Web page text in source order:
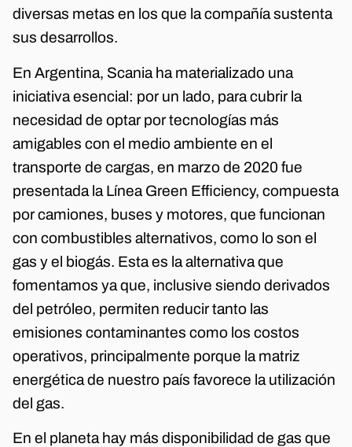
diversas metas en los que la compañía sustenta
sus desarrollos.
En Argentina, Scania ha materializado una
iniciativa esencial: por un lado, para cubrir la
necesidad de optar por tecnologías más
amigables con el medio ambiente en el
transporte de cargas, en marzo de 2020 fue
presentada la Línea Green Efficiency, compuesta
por camiones, buses y motores, que funcionan
con combustibles alternativos, como lo son el
gas y el biogás. Esta es la alternativa que
fomentamos ya que, inclusive siendo derivados
del petróleo, permiten reducir tanto las
emisiones contaminantes como los costos
operativos, principalmente porque la matriz
energética de nuestro país favorece la utilización
del gas.
En el planeta hay más disponibilidad de gas que